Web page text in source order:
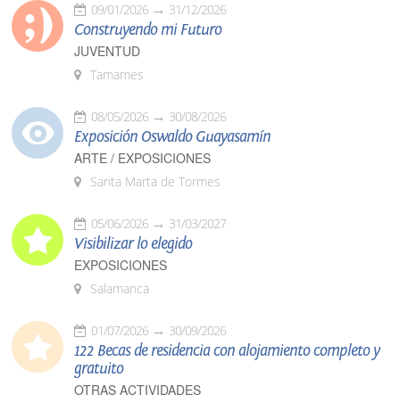
09/01/2026 31/12/2026
Construyendo mi Futuro
JUVENTUD
Tamames
08/05/2026 30/08/2026
Exposición Oswaldo Guayasamín
ARTE / EXPOSICIONES
Santa Marta de Tormes
05/06/2026 31/03/2027
Visibilizar lo elegido
EXPOSICIONES
Salamanca
01/07/2026 30/09/2026
122 Becas de residencia con alojamiento completo y
gratuito
OTRAS ACTIVIDADES